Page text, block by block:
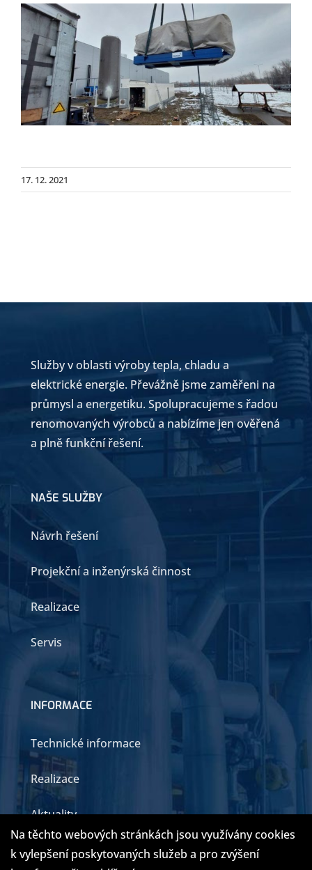
17. 12. 2021
Služby v oblasti výroby tepla, chladu a
elektrické energie. Převážně jsme zaměřeni na
průmysl a energetiku. Spolupracujeme s řadou
renomovaných výrobců a nabízíme jen ověřená
a plně funkční řešení.
NAŠE SLUŽBY
Návrh řešení
Projekční a inženýrská činnost
Realizace
Servis
INFORMACE
Technické informace
Realizace
Aktuality
Kontakty
Na těchto webových stránkách jsou využívány cookies
k vylepšení poskytovaných služeb a pro zvýšení